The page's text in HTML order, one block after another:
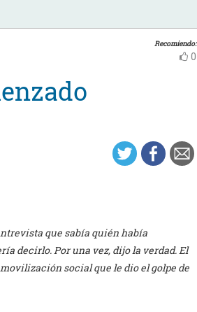
Recomiendo:
0
que sabía quién había
decirlo. Por una vez, dijo la verdad. El
social que le dio el golpe de